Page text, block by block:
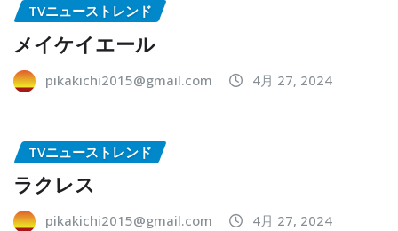
TVニューストレンド
メイケイエール
pikakichi2015@gmail.com 4月 27, 2024
TVニューストレンド
ラクレス
pikakichi2015@gmail.com 4月 27, 2024